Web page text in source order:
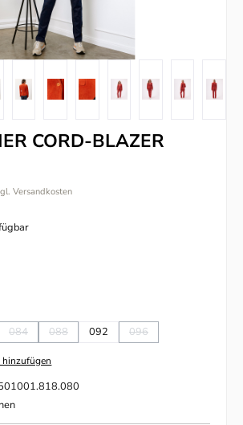
CORD-BLAZER
Versandkosten
ist zurzeit nicht verfügbar.)
zurzeit nicht verfügbar.)
Option ist zurzeit nicht verfügbar.)
084(Diese Option ist zurzeit nicht verfügbar.)
088(Diese Option ist zurzeit nicht verfügbar.)
092 096(Diese Option ist zurzeit
hinzufügen